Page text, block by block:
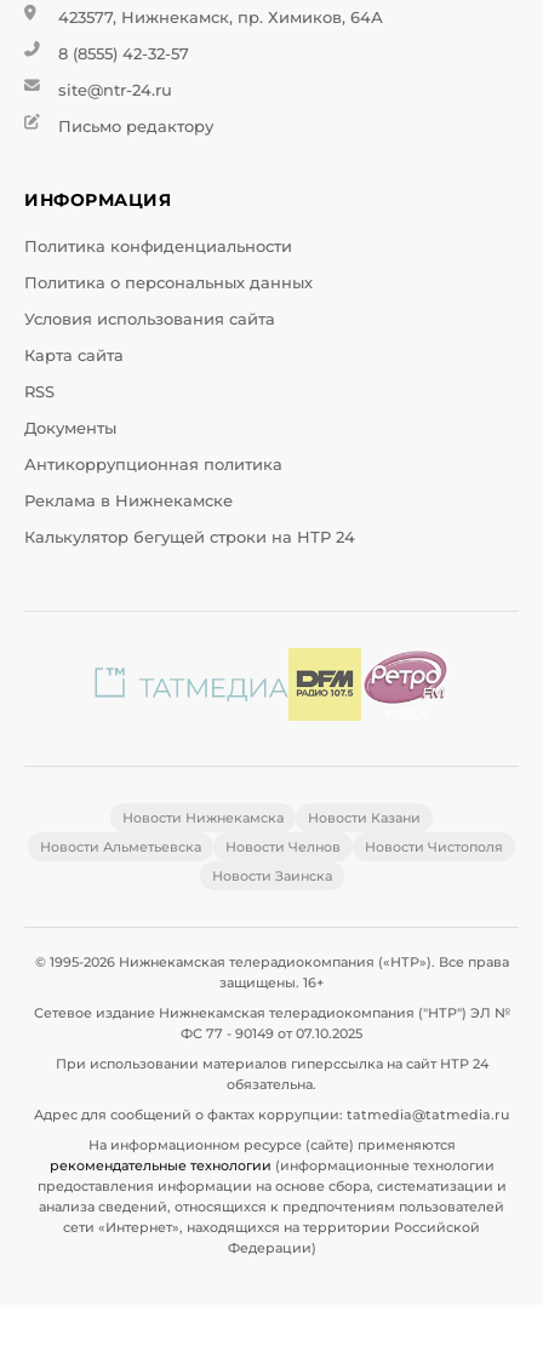
423577, Нижнекамск, пр. Химиков, 64А
8 (8555) 42-32-57
site@ntr-24.ru
Письмо редактору
ИНФОРМАЦИЯ
Политика конфиденциальности
Политика о персональных данных
Условия использования сайта
Карта сайта
RSS
Документы
Антикоррупционная политика
Реклама в Нижнекамске
Калькулятор бегущей строки на НТР 24
Новости Нижнекамска
Новости Казани
Новости Альметьевска
Новости Челнов
Новости Чистополя
Новости Заинска
© 1995-2026 Нижнекамская телерадиокомпания («НТР»). Все права
защищены. 16+
Сетевое издание Нижнекамская телерадиокомпания ("НТР") ЭЛ №
ФС 77 - 90149 от 07.10.2025
При использовании материалов гиперссылка на сайт НТР 24
обязательна.
Адрес для сообщений о фактах коррупции: tatmedia@tatmedia.ru
На информационном ресурсе (сайте) применяются
рекомендательные технологии (информационные технологии
предоставления информации на основе сбора, систематизации и
анализа сведений, относящихся к предпочтениям пользователей
сети «Интернет», находящихся на территории Российской
Федерации)